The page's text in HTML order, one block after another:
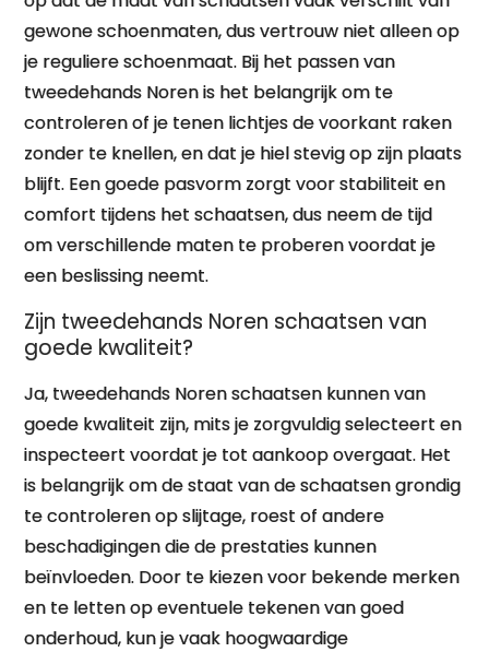
gewone schoenmaten, dus vertrouw niet alleen op
je reguliere schoenmaat. Bij het passen van
tweedehands Noren is het belangrijk om te
controleren of je tenen lichtjes de voorkant raken
zonder te knellen, en dat je hiel stevig op zijn plaats
blijft. Een goede pasvorm zorgt voor stabiliteit en
comfort tijdens het schaatsen, dus neem de tijd
om verschillende maten te proberen voordat je
een beslissing neemt.
Zijn tweedehands Noren schaatsen van
goede kwaliteit?
Ja, tweedehands Noren schaatsen kunnen van
goede kwaliteit zijn, mits je zorgvuldig selecteert en
inspecteert voordat je tot aankoop overgaat. Het
is belangrijk om de staat van de schaatsen grondig
te controleren op slijtage, roest of andere
beschadigingen die de prestaties kunnen
beïnvloeden. Door te kiezen voor bekende merken
en te letten op eventuele tekenen van goed
onderhoud, kun je vaak hoogwaardige